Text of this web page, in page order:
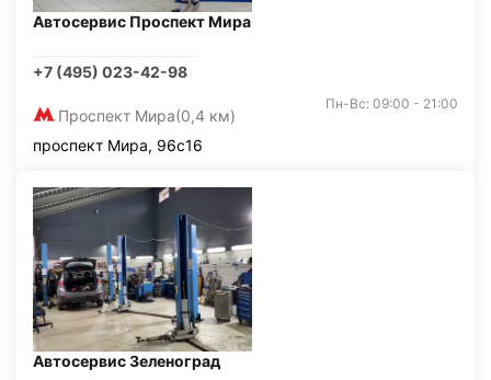
Автосервис Проспект Мира
+7 (495) 023-42-98
Проспект Мира(0,4 км)
Пн-Вс: 09:00 - 21:00
проспект Мира, 96с16
Автосервис Зеленоград